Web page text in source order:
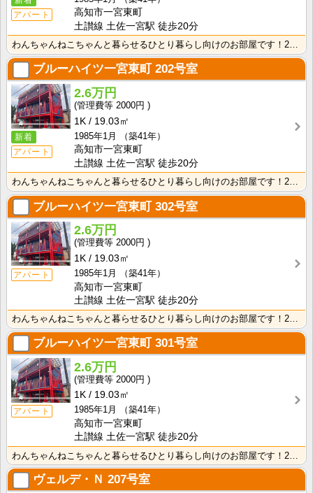
アパート
高知市一宮東町
土讃線 土佐一宮駅 徒歩20分
ブルーハイツ一宮東町 202号室
新着
アパート
2.6万円
2000円
1K
19.03㎡
1985年1月
（築41年）
高知市一宮東町
土讃線 土佐一宮駅 徒歩20分
ブルーハイツ一宮東町302号室
アパート
2.6万円
2000円
1K
19.03㎡
1985年1月
（築41年）
高知市一宮東町
土讃線 土佐一宮駅 徒歩20分
ブルーハイツ一宮東町301号室
アパート
2.6万円
2000円
1K
19.03㎡
1985年1月
（築41年）
高知市一宮東町
土讃線 土佐一宮駅 徒歩20分
ヴェルデ・Ｎ 207号室